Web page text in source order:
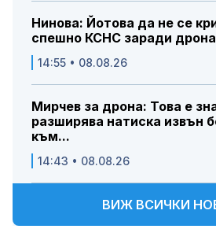
Нинова: Йотова да не се
спешно КСНС заради дрона
14:55 • 08.08.26
Мирчев за дрона: Това е
разширява натиска извън
към...
14:43 • 08.08.26
ВИЖ ВСИЧКИ